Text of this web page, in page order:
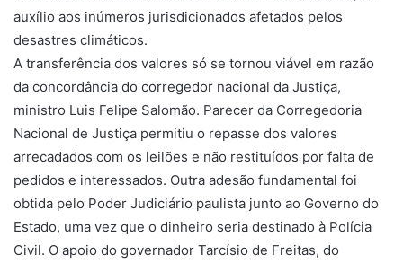
auxílio aos inúmeros jurisdicionados afetados pelos
desastres climáticos.
A transferência dos valores só se tornou viável em razão
da concordância do corregedor nacional da Justiça,
ministro Luis Felipe Salomão. Parecer da Corregedoria
Nacional de Justiça permitiu o repasse dos valores
arrecadados com os leilões e não restituídos por falta de
pedidos e interessados. Outra adesão fundamental foi
obtida pelo Poder Judiciário paulista junto ao Governo do
Estado, uma vez que o dinheiro seria destinado à Polícia
Civil. O apoio do governador Tarcísio de Freitas, do